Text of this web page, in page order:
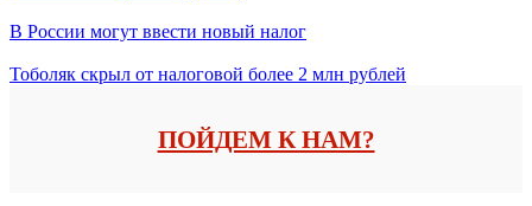
В России могут ввести новый налог
Тоболяк скрыл от налоговой более 2 млн рублей
ПОЙДЕМ К НАМ?